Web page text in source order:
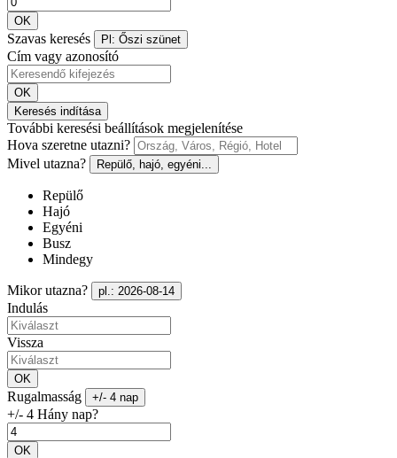
OK
Szavas keresés Pl: Őszi szünet
Cím vagy azonosító
OK
Keresés indítása
További keresési beállítások megjelenítése
Hova szeretne utazni?
Mivel utazna?
Repülő, hajó, egyéni...
Repülő
Hajó
Egyéni
Busz
Mindegy
Mikor utazna? pl.: 2026-08-14
Indulás
Vissza
OK
Rugalmasság +/- 4 nap
+/- 4 Hány nap?
OK